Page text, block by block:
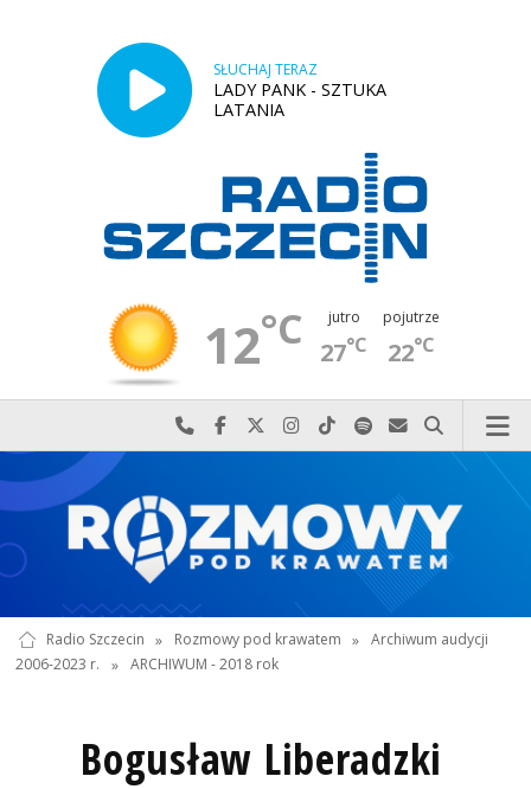
SŁUCHAJ TERAZ
LADY PANK - SZTUKA
LATANIA
12°C jutro
27°C
pojutrze
22°C
Najlepiej po prostu do nas zadzwoń
Odwiedź nas na Facebook-u
Odwiedź nas na X
Odwiedź nas na Instagram-ie
Odwiedź nas na TikTok-u
Szukaj nas na Spotify
Wyślij do nas
Szukaj
Radio Szczecin » Rozmowy pod krawatem » Archiwum audycji
2006-2023 r.
» ARCHIWUM - 2018 rok
Bogusław Liberadzki